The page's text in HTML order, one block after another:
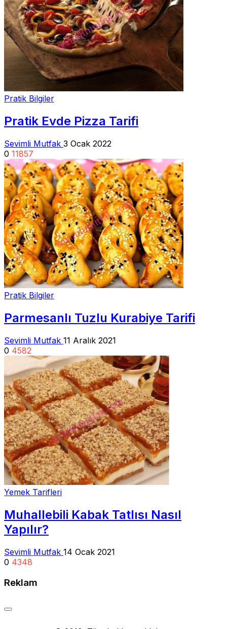
Pratik Bilgiler
Pratik Evde Pizza Tarifi
Sevimli Mutfak 3 Ocak 2022
0 11857
Pratik Bilgiler
Parmesanlı Tuzlu Kurabiye Tarifi
Sevimli Mutfak 11 Aralık 2021
0 4582
Yemek Tarifleri
Muhallebili Kabak Tatlısı Nasıl
Yapılır?
Sevimli Mutfak 14 Ocak 2021
0 4348
Reklam